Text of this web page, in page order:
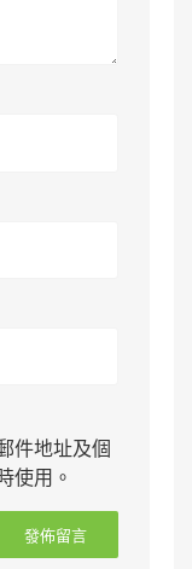
件地址及個
使用。